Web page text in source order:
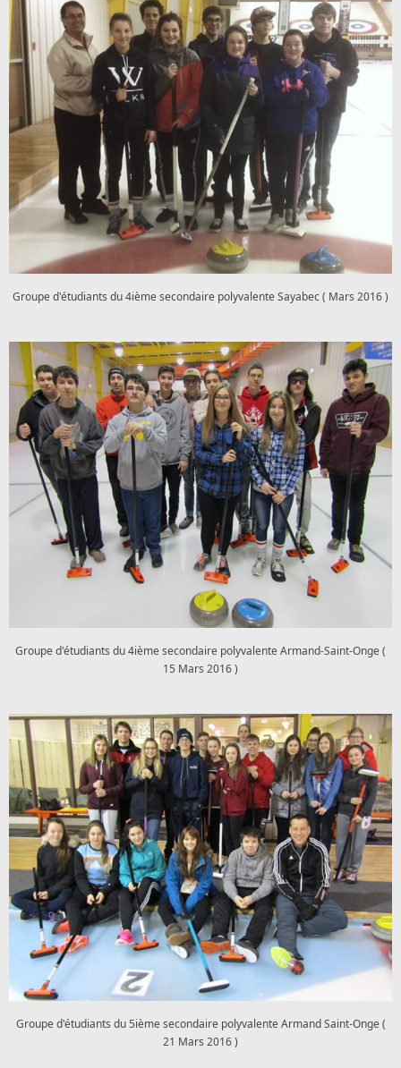
Groupe d'étudiants du 4ième secondaire polyvalente Sayabec ( Mars 2016 )
Groupe d'étudiants du 4ième secondaire polyvalente Armand-Saint-Onge (
15 Mars 2016 )
Groupe d'étudiants du 5ième secondaire polyvalente Armand Saint-Onge (
21 Mars 2016 )